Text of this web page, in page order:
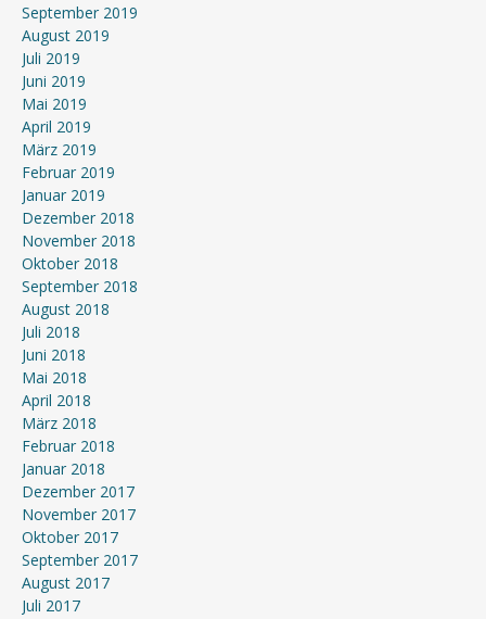
September 2019
August 2019
Juli 2019
Juni 2019
Mai 2019
April 2019
März 2019
Februar 2019
Januar 2019
Dezember 2018
November 2018
Oktober 2018
September 2018
August 2018
Juli 2018
Juni 2018
Mai 2018
April 2018
März 2018
Februar 2018
Januar 2018
Dezember 2017
November 2017
Oktober 2017
September 2017
August 2017
Juli 2017